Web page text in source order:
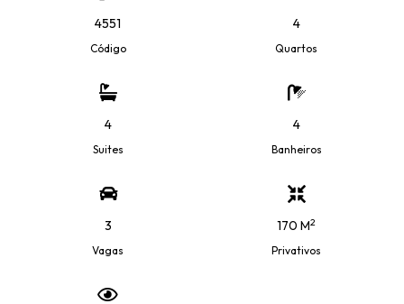
4551
Código
4
Quartos
4
Suites
4
Banheiros
3
Vagas
170 M2
Privativos